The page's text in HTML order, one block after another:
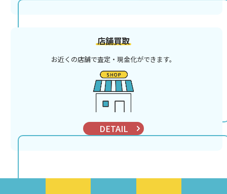
店舗買取
お近くの店舗で査定・現金化ができます。
DETAIL